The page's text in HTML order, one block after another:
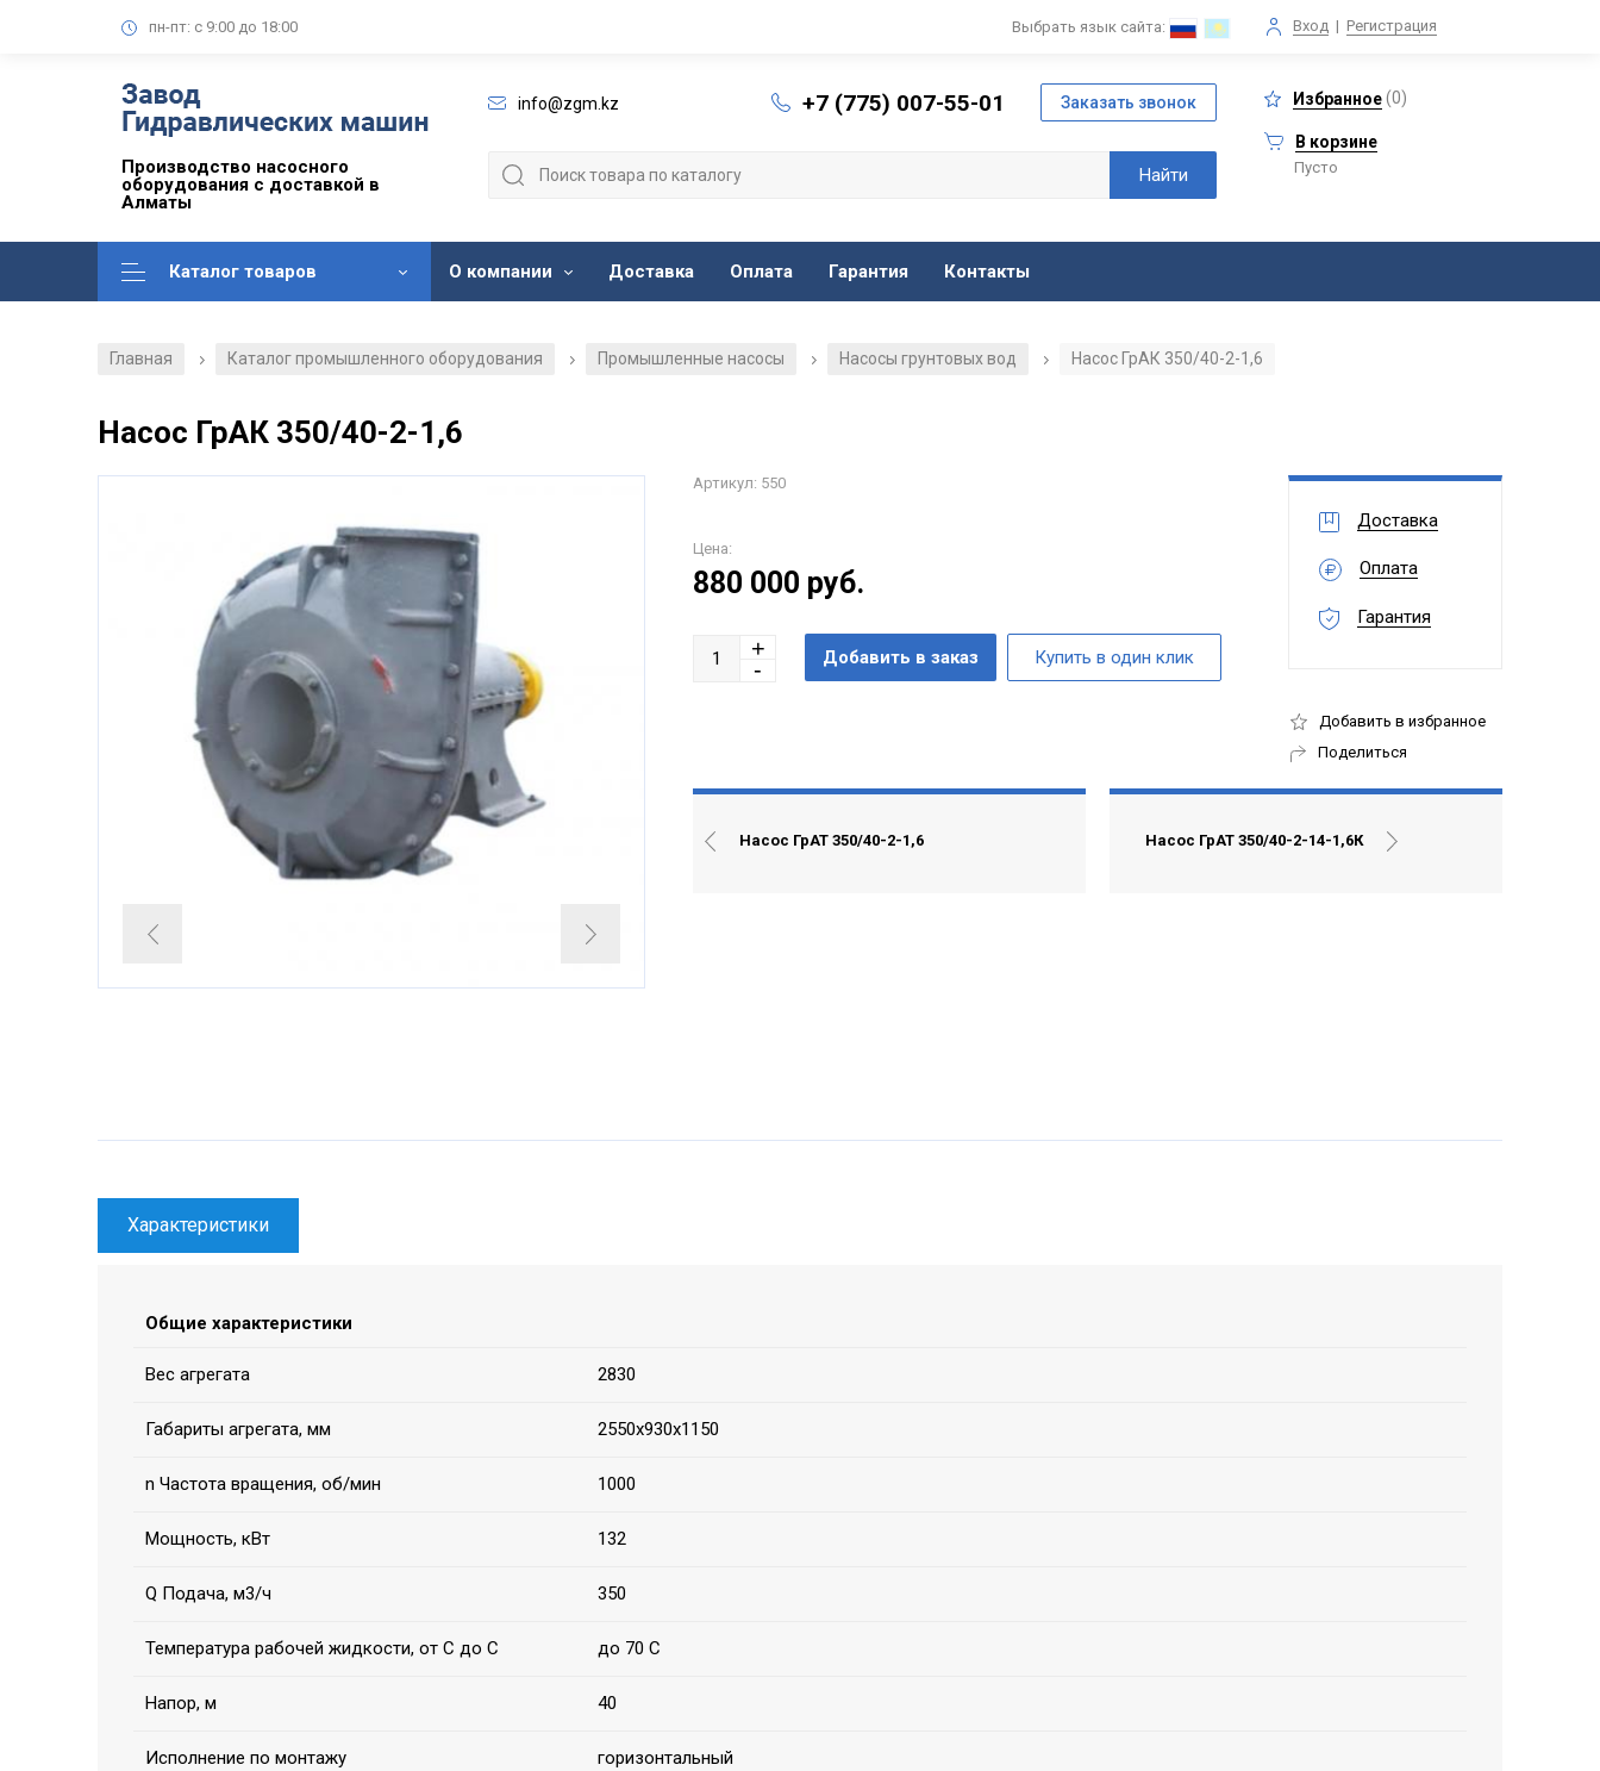
пн-пт: с 9:00 до 18:00 Вход | Регистрация
Выбрать язык сайта:
Производство насосного
оборудования с доставкой в
Алматы
info@zgm.kz +7 (775) 007-55-01 Избранное(0)
В корзине
Пусто
Каталог товаров О компании Доставка Оплата Гарантия Контакты
Главная / Каталог промышленного оборудования / Промышленные насосы / Насосы грунтовых вод / Насос ГрАК 350/40-2-1,6
Насос ГрАК 350/40-2-1,6
Артикул: 550
Цена:
880 000 руб.
Доставка
Оплата
Гарантия
Добавить в избранное
Поделиться
Насос ГрАТ 350/40-2-1,6 Насос ГрАТ 350/40-2-14-1,6К
Характеристики
Общие характеристики
Вес агрегата 2830
Габариты агрегата, мм 2550х930х1150
n Частота вращения, об/мин 1000
Мощность, кВт 132
Q Подача, м3/ч 350
Температура рабочей жидкости, от С до С до 70 С
Напор, м 40
Исполнение по монтажу горизонтальный